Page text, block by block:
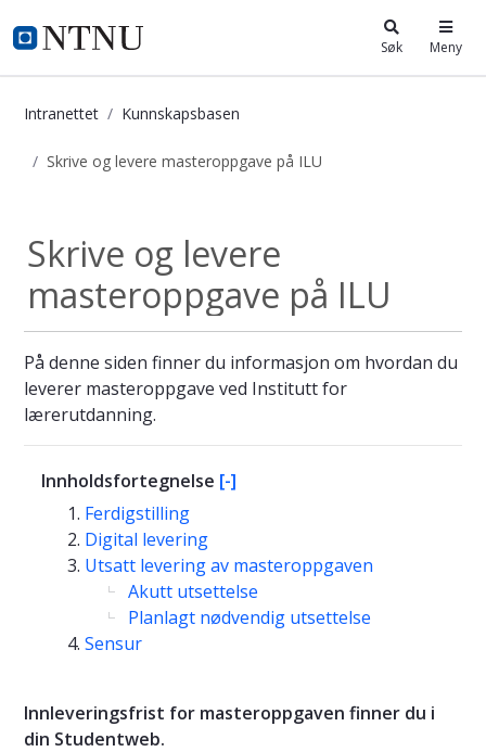
i.ntnu.no Søk Meny
Intranettet Kunnskapsbasen
Skrive og levere masteroppgave på ILU
Skrive og levere
masteroppgave på ILU
På denne siden finner du informasjon om hvordan du
leverer masteroppgave ved Institutt for
lærerutdanning.
Innholdsfortegnelse [-]
Ferdigstilling
Digital levering
Utsatt levering av masteroppgaven
Akutt utsettelse
Planlagt nødvendig utsettelse
Sensur
Innleveringsfrist for masteroppgaven finner du i
din Studentweb.